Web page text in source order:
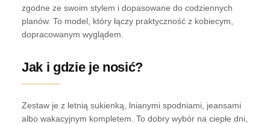
zgodne ze swoim stylem i dopasowane do codziennych
planów. To model, który łączy praktyczność z kobiecym,
dopracowanym wyglądem.
Jak i gdzie je nosić?
Zestaw je z letnią sukienką, lnianymi spodniami, jeansami
albo wakacyjnym kompletem. To dobry wybór na ciepłe dni,